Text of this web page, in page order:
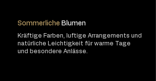
Sommerliche Blumen
Kräftige Farben, luftige Arrangements und
natürliche Leichtigkeit für warme Tage
und besondere Anlässe.